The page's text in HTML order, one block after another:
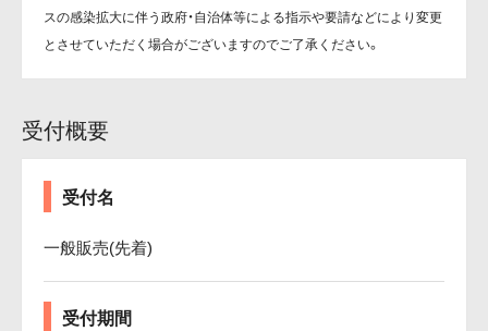
スの感染拡大に伴う政府・自治体等による指示や要請などにより変更
とさせていただく場合がございますのでご了承ください。
受付概要
受付名
一般販売(先着)
受付期間